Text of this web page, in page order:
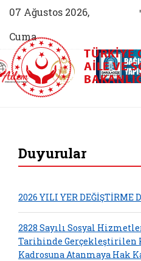
07 Ağustos 2026,
Cuma
Aile (yeni sekmede açılır)
AİLEM İletişim Merkezi (yeni
Aile ve Nüfus On
TÜRKIYE
AILE VE
Duyurular
2026 YILI YER DEĞİŞTİRME
2828 Sayılı Sosyal
Tarihinde Gerçekleştirilen
Kadrosuna Atanmaya Hak